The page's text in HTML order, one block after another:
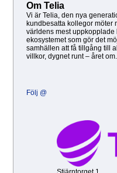
Om Telia
Vi är Telia, den nya
kundbesatta kollegor möter
världens mest
ekosystemet som gör det
samhällen att få tillgång till
villkor, dygnet runt – året om.
Följ @